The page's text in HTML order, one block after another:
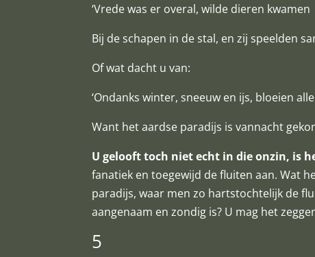
‘Vrede was er overal, wilde dieren kwamen
Bij de schapen in de stal, en zij speelden
Of wat dacht u van:
‘Ondanks winter, sneeuw en ijs, bloeien
Want het aardse paradijs is vannacht
U gelooft toch niet echt in die onzin, is
fanatiek en toegewijd de fluiten aan. Wat
paradijs, waar men zo hartstochtelijk de
aangenaam en zondig is? U mag het
5